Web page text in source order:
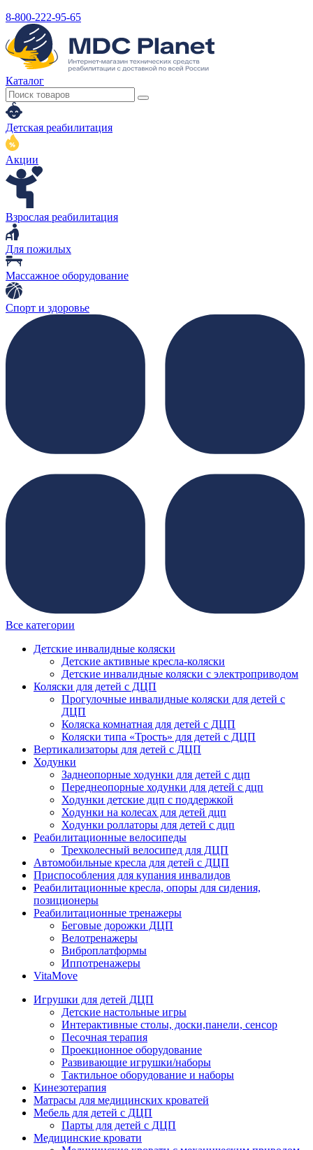
8-800-222-95-65
Каталог
Детская реабилитация
Акции
Взрослая реабилитация
Для пожилых
Массажное оборудование
Спорт и здоровье
Все категории
Детские инвалидные коляски
Детские активные кресла-коляски
Детские инвалидные коляски с электроприводом
Коляски для детей с ДЦП
Прогулочные инвалидные коляски для детей с
ДЦП
Коляска комнатная для детей с ДЦП
Коляски типа «Трость» для детей с ДЦП
Вертикализаторы для детей с ДЦП
Ходунки
Заднеопорные ходунки для детей с дцп
Переднеопорные ходунки для детей с дцп
Ходунки детские дцп с поддержкой
Ходунки на колесах для детей дцп
Ходунки роллаторы для детей с дцп
Реабилитационные велосипеды
Трехколесный велосипед для ДЦП
Автомобильные кресла для детей с ДЦП
Приспособления для купания инвалидов
Реабилитационные кресла, опоры для сидения,
позиционеры
Реабилитационные тренажеры
Беговые дорожки ДЦП
Велотренажеры
Виброплатформы
Иппотренажеры
VitaMove
Игрушки для детей ДЦП
Детские настольные игры
Интерактивные столы, доски,панели, сенсор
Песочная терапия
Проекционное оборудование
Развивающие игрушки/наборы
Тактильное оборудование и наборы
Кинезотерапия
Матрасы для медицинских кроватей
Мебель для детей с ДЦП
Парты для детей с ДЦП
Медицинские кровати